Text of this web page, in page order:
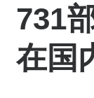
731
在国